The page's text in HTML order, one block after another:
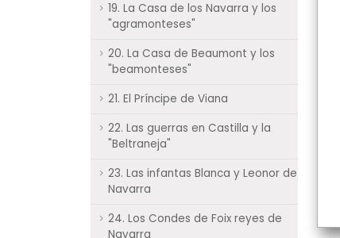
19. La Casa de los Navarra y los
"agramonteses"
20. La Casa de Beaumont y los
"beamonteses"
21. El Príncipe de Viana
22. Las guerras en Castilla y la
"Beltraneja"
23. Las infantas Blanca y Leonor de
Navarra
24. Los Condes de Foix reyes de
Navarra